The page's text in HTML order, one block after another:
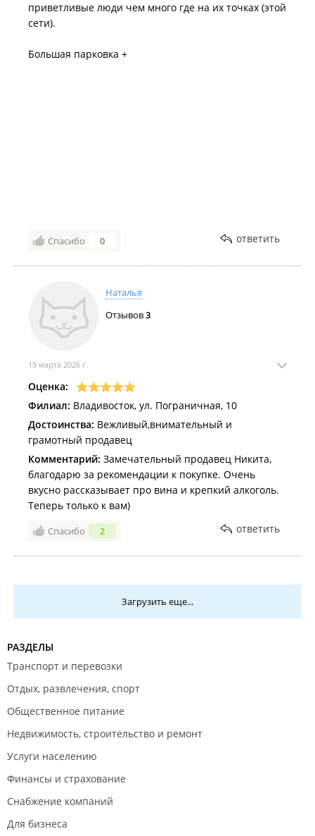
приветливые люди чем много где на их точках (этой
сети).
Большая парковка +
Спасибо 0 ответить
Наталья
Отзывов3
19 марта 2026 г.
Оценка:
Филиал: Владивосток, ул. Пограничная, 10
Достоинства: Вежливый,внимательный и
грамотный продавец
Комментарий: Замечательный продавец Никита,
благодарю за рекомендации к покупке. Очень
вкусно рассказывает про вина и крепкий алкоголь.
Теперь только к вам)
Спасибо 2 ответить
Загрузить еще...
РАЗДЕЛЫ
Транспорт и перевозки
Отдых, развлечения, спорт
Общественное питание
Недвижимость, строительство и ремонт
Услуги населению
Финансы и страхование
Снабжение компаний
Для бизнеса